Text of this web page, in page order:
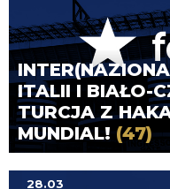
ITALII I BIAŁO-
TURCJA Z
MUNDIAL! (47)
28.03